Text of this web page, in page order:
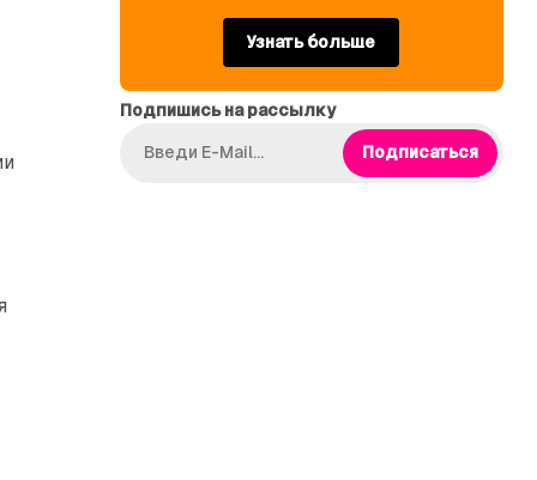
Узнать больше
Подпишись на рассылку
Подписаться